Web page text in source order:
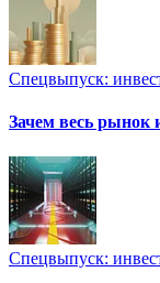
Спецвыпуск:
Зачем весь рынок
Спецвыпуск: